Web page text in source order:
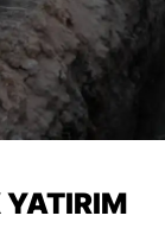
YATIRIM